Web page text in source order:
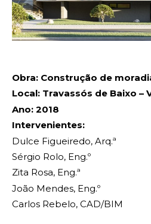
Obra: Construção de
Local: Travassós de Baixo –
Ano: 2018
Intervenientes:
Dulce Figueiredo, Arq.ª
Sérgio Rolo, Eng.º
Zita Rosa, Eng.ª
João Mendes, Eng.º
Carlos Rebelo, CAD/BIM